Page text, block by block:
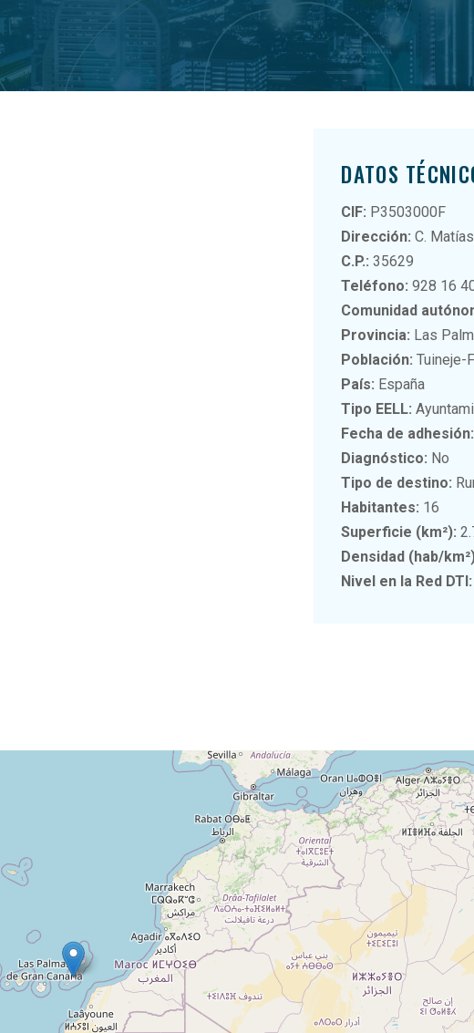
DATOS
CIF: P3503000F
Dirección: C.
C.P.: 35629
Teléfono: 928 16
Comunidad
Provincia: Las
Población: Tuineje-
País: España
Tipo EELL:
Fecha de adhesión:
Diagnóstico: No
Tipo de destino:
Habitantes: 16
Superficie (km²):
Densidad (hab/
Nivel en la Red DTI: